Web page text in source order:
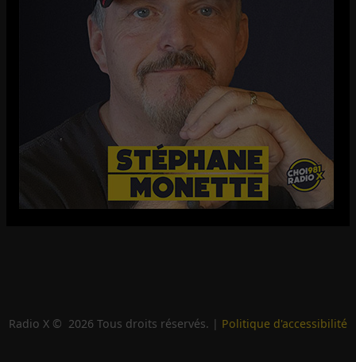
Radio X © 2026 Tous droits réservés. | Politique d'accessibilité